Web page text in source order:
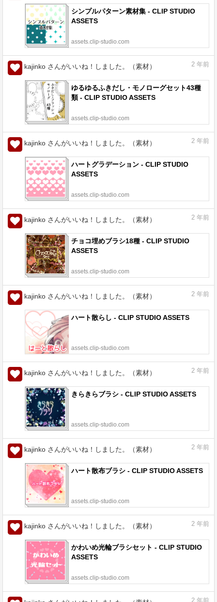
シンプルパターン素材集 - CLIP STUDIO
ASSETS
assets.clip-studio.com
kajinko さんがいいね！しました。（素材） 2 年前
ゆるゆるふきだし・モノローグセット43種
類 - CLIP STUDIO ASSETS
assets.clip-studio.com
kajinko さんがいいね！しました。（素材） 2 年前
ハートグラデーション - CLIP STUDIO
ASSETS
assets.clip-studio.com
kajinko さんがいいね！しました。（素材） 2 年前
チョコ埋めブラシ18種 - CLIP STUDIO
ASSETS
assets.clip-studio.com
kajinko さんがいいね！しました。（素材） 2 年前
ハート散らし - CLIP STUDIO ASSETS
assets.clip-studio.com
kajinko さんがいいね！しました。（素材） 2 年前
きらきらブラシ - CLIP STUDIO ASSETS
assets.clip-studio.com
kajinko さんがいいね！しました。（素材） 2 年前
ハート散布ブラシ - CLIP STUDIO ASSETS
assets.clip-studio.com
kajinko さんがいいね！しました。（素材） 2 年前
かわいめ光輪ブラシセット - CLIP STUDIO
ASSETS
assets.clip-studio.com